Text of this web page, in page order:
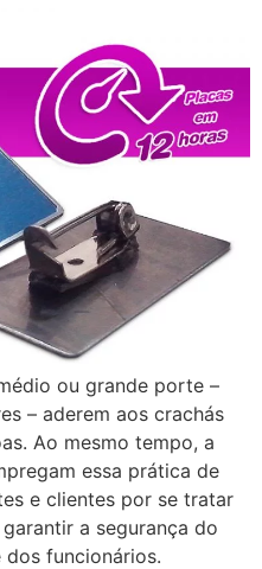
ou grande porte –
– aderem aos crachás
Ao mesmo tempo, a
essa prática de
e clientes por se tratar
a segurança do
funcionários.